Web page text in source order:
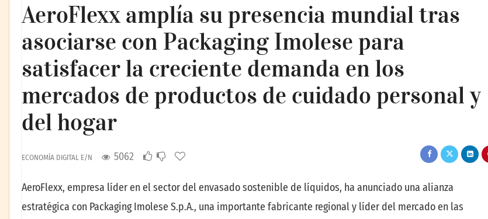
AeroFlexx amplía su presencia mundial tras
asociarse con Packaging Imolese para
satisfacer la creciente demanda en los
mercados de productos de cuidado personal y
del hogar
ECONOMÍA DIGITAL E/N 5062
AeroFlexx, empresa líder en el sector del envasado sostenible de líquidos, ha anunciado una alianza
estratégica con Packaging Imolese S.p.A., una importante fabricante regional y líder del mercado en las